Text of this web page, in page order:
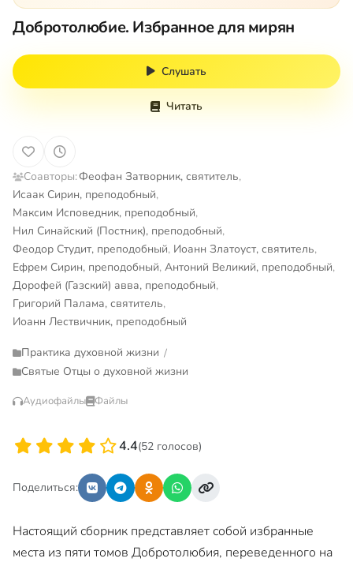
Добротолюбие. Избранное для мирян
Слушать
Читать
Соавторы:Феофан Затворник, святитель,
Исаак Сирин, преподобный,
Максим Исповедник, преподобный,
Нил Синайский (Постник), преподобный,
Феодор Студит, преподобный, Иоанн Златоуст, святитель,
Ефрем Сирин, преподобный, Антоний Великий, преподобный,
Дорофей (Газский) авва, преподобный,
Григорий Палама, святитель,
Иоанн Лествичник, преподобный
Практика духовной жизни /
Святые Отцы о духовной жизни
Аудиофайлы Файлы
4.4(52 голосов)
Поделиться:
Настоящий сборник представляет собой избранные
места из пяти томов Добротолюбия, переведенного на